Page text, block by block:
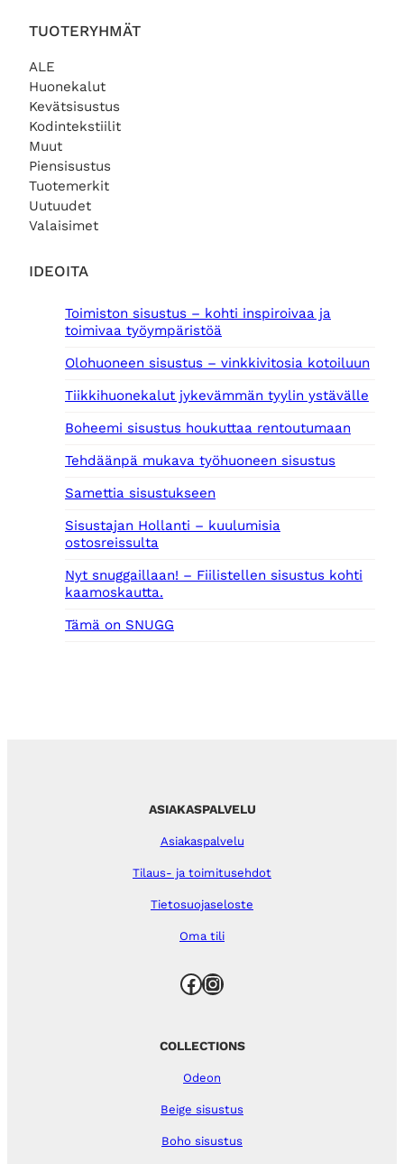
TUOTERYHMÄT
ALE
Huonekalut
Kevätsisustus
Kodintekstiilit
Muut
Piensisustus
Tuotemerkit
Uutuudet
Valaisimet
IDEOITA
Toimiston sisustus – kohti inspiroivaa ja
toimivaa työympäristöä
Olohuoneen sisustus – vinkkivitosia kotoiluun
Tiikkihuonekalut jykevämmän tyylin ystävälle
Boheemi sisustus houkuttaa rentoutumaan
Tehdäänpä mukava työhuoneen sisustus
Samettia sisustukseen
Sisustajan Hollanti – kuulumisia
ostosreissulta
Nyt snuggaillaan! – Fiilistellen sisustus kohti
kaamoskautta.
Tämä on SNUGG
ASIAKASPALVELU
Asiakaspalvelu
Tilaus- ja toimitusehdot
Tietosuojaseloste
Oma tili
Facebook Instagram
COLLECTIONS
Odeon
Beige sisustus
Boho sisustus